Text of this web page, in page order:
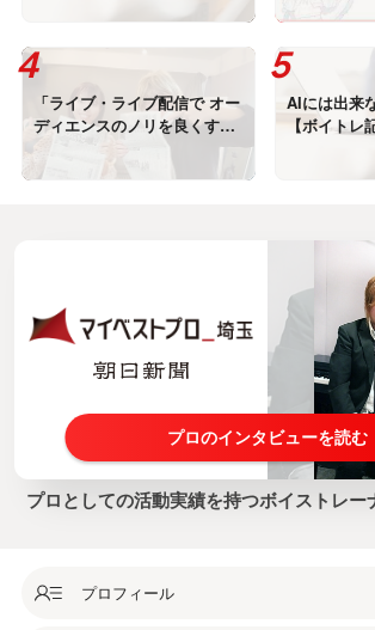
「ライブ・ライブ配信で オー
ディエンスのノリを良くする
AIには出来
【ボイトレ
プロのインタビューを読む
プロとしての活動実績を持つボイストレー
プロフィール